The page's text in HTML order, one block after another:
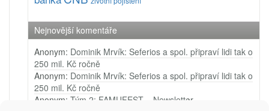
Nejnovější komentáře
Anonym: Dominik Mrvík: Seferios a spol. připraví lidi tak o
250 mil. Kč ročně
Anonym: Dominik Mrvík: Seferios a spol. připraví lidi tak o
250 mil. Kč ročně
Anonym: Tým 2: FAMUFEST – Newsletter